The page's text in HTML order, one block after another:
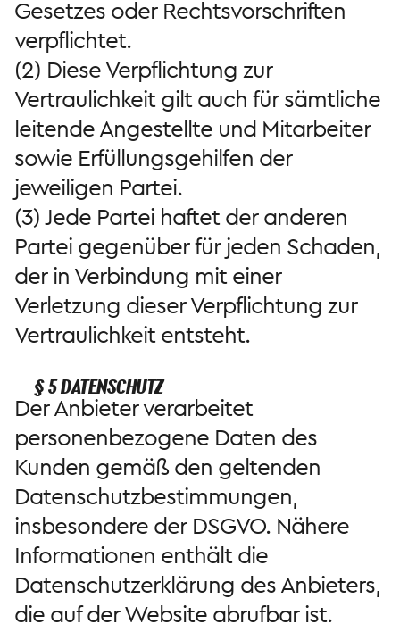
Gesetzes oder Rechtsvorschriften
verpflichtet.
(2) Diese Verpflichtung zur
Vertraulichkeit gilt auch für sämtliche
leitende Angestellte und Mitarbeiter
sowie Erfüllungsgehilfen der
jeweiligen Partei.
(3) Jede Partei haftet der anderen
Partei gegenüber für jeden Schaden,
der in Verbindung mit einer
Verletzung dieser Verpflichtung zur
Vertraulichkeit entsteht.
§ 5 DATENSCHUTZ
Der Anbieter verarbeitet
personenbezogene Daten des
Kunden gemäß den geltenden
Datenschutzbestimmungen,
insbesondere der DSGVO. Nähere
Informationen enthält die
Datenschutzerklärung des Anbieters,
die auf der Website abrufbar ist.